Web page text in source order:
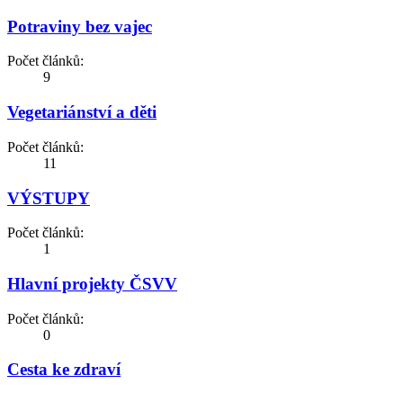
Potraviny bez vajec
Počet článků:
9
Vegetariánství a děti
Počet článků:
11
VÝSTUPY
Počet článků:
1
Hlavní projekty ČSVV
Počet článků:
0
Cesta ke zdraví